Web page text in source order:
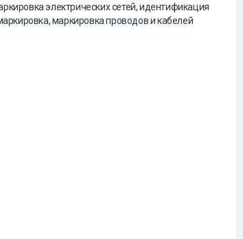
электрических сетей, идентификация
маркировка проводов и кабелей